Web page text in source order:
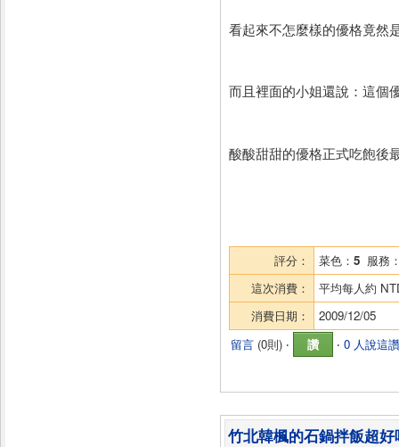
看起來不怎麼樣的優格竟然
而且裡面的小姐還說：這個
酸酸甜甜的優格正式吃飽後
評分： 菜色： 5服務
這次消費：
平均每人約
消費日期：
2009/12/05
留言(0則) ‧ 讚 ‧ 0 人說這讚
竹北韓楓的石鍋拌飯超好